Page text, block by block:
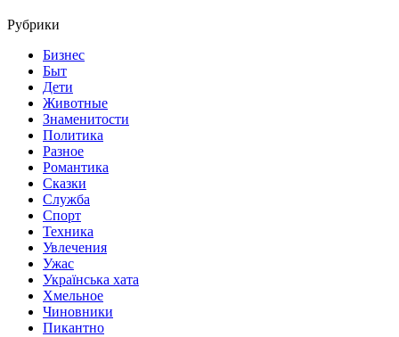
Рубрики
Бизнес
Быт
Дети
Животные
Знаменитости
Политика
Разное
Романтика
Сказки
Служба
Спорт
Техника
Увлечения
Ужас
Українська хата
Хмельное
Чиновники
Пикантно